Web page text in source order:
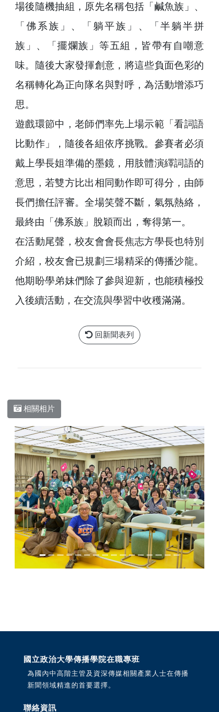
場後隨機抽組，原先名稱包括「鹹魚族」、
「佛系族」、「躺平族」、「半躺半拼
族」、「擺爛族」等五組，皆帶有自嘲意
味。隨後大家發揮創意，將這些負面色彩的
名稱轉化為正向隊名與對呼，為活動增添巧
思。
遊戲環節中，老師們率先上場示範「看詞語
比動作」，隨後各組依序挑戰。參賽者必須
戴上學長姐準備的墨鏡，用肢體演繹詞語的
意思，若雙方比出相同動作即可得分，由師
長們擔任評審。全場笑聲不斷，氣氛熱絡，
最終由「佛系族」脫穎而出，奪得第一。
在活動尾聲，校友會會長焦志方學長也特別
介紹，校友會已規劃三場精采的傳播沙龍。
他期盼學弟妹們除了參與迎新，也能積極投
入後續活動，在交流與學習中收穫滿滿。
回新聞表列
相關相片
Previous Next
國立政治大學傳播學院在職專班
為國內中高階主管及資深傳媒相關產業人士在傳播
新聞領域精進的首要選擇。
聯絡資訊